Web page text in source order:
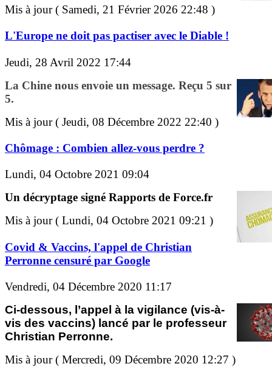
Mis à jour ( Samedi, 21 Février 2026 22:48 )
L'Europe ne doit pas pactiser avec le Diable !
Jeudi, 28 Avril 2022 17:44
La Chine nous envoie un message. Reçu 5 sur
5.
Mis à jour ( Jeudi, 08 Décembre 2022 22:40 )
Chômage : Combien allez-vous perdre ?
Lundi, 04 Octobre 2021 09:04
Un décryptage signé Rapports de Force.fr
Mis à jour ( Lundi, 04 Octobre 2021 09:21 )
Covid & Vaccins, l'appel de Christian
Perronne censuré par Google
Vendredi, 04 Décembre 2020 11:17
Ci-dessous, l’appel à la vigilance (vis-à-
vis des vaccins) lancé par le professeur
Christian Perronne.
Mis à jour ( Mercredi, 09 Décembre 2020 12:27 )